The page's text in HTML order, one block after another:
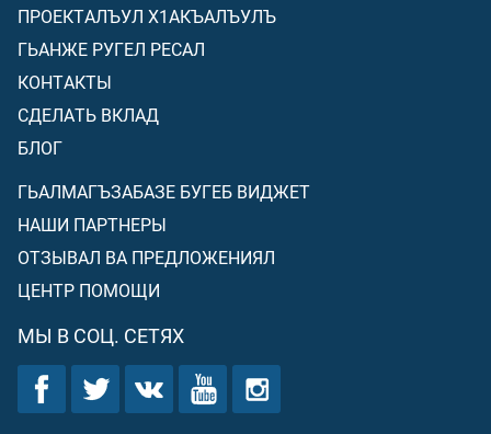
ПРОЕКТАЛЪУЛ Х1АКЪАЛЪУЛЪ
ГЬАНЖЕ РУГЕЛ РЕСАЛ
КОНТАКТЫ
СДЕЛАТЬ ВКЛАД
БЛОГ
ГЬАЛМАГЪЗАБАЗЕ БУГЕБ ВИДЖЕТ
НАШИ ПАРТНЕРЫ
ОТЗЫВАЛ ВА ПРЕДЛОЖЕНИЯЛ
ЦЕНТР ПОМОЩИ
МЫ В СОЦ. СЕТЯХ